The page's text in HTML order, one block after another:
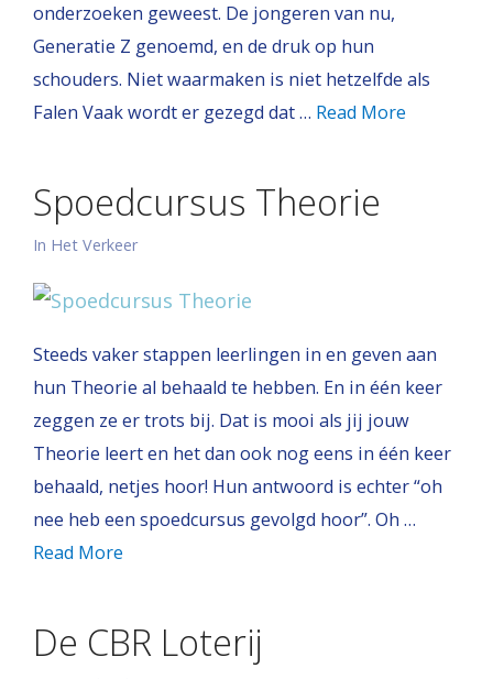
onderzoeken geweest. De jongeren van nu,
Generatie Z genoemd, en de druk op hun
schouders. Niet waarmaken is niet hetzelfde als
Falen Vaak wordt er gezegd dat … Read More
Spoedcursus Theorie
In Het Verkeer
Steeds vaker stappen leerlingen in en geven aan
hun Theorie al behaald te hebben. En in één keer
zeggen ze er trots bij. Dat is mooi als jij jouw
Theorie leert en het dan ook nog eens in één keer
behaald, netjes hoor! Hun antwoord is echter “oh
nee heb een spoedcursus gevolgd hoor”. Oh …
Read More
De CBR Loterij